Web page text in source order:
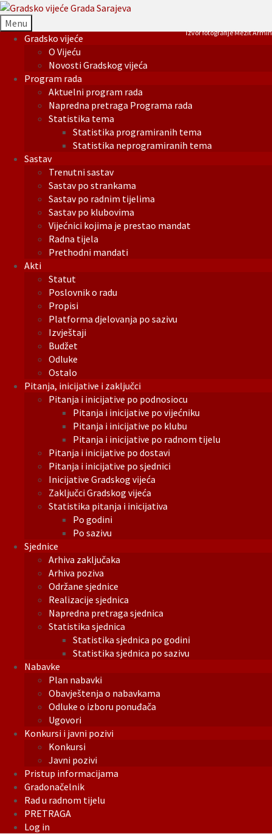
Menu
Gradsko vijeće
O Vijeću
Novosti Gradskog vijeća
Program rada
Aktuelni program rada
Napredna pretraga Programa rada
Statistika tema
Statistika programiranih tema
Statistika neprogramiranih tema
Sastav
Trenutni sastav
Sastav po strankama
Sastav po radnim tijelima
Sastav po klubovima
Vijećnici kojima je prestao mandat
Radna tijela
Prethodni mandati
Akti
Statut
Poslovnik o radu
Propisi
Platforma djelovanja po sazivu
Izvještaji
Budžet
Odluke
Ostalo
Pitanja, inicijative i zaključci
Pitanja i inicijative po podnosiocu
Pitanja i inicijative po vijećniku
Pitanja i inicijative po klubu
Pitanja i inicijative po radnom tijelu
Pitanja i inicijative po dostavi
Pitanja i inicijative po sjednici
Inicijative Gradskog vijeća
Zaključci Gradskog vijeća
Statistika pitanja i inicijativa
Po godini
Po sazivu
Sjednice
Arhiva zaključaka
Arhiva poziva
Održane sjednice
Realizacije sjednica
Napredna pretraga sjednica
Statistika sjednica
Statistika sjednica po godini
Statistika sjednica po sazivu
Nabavke
Plan nabavki
Obavještenja o nabavkama
Odluke o izboru ponuđača
Ugovori
Konkursi i javni pozivi
Konkursi
Javni pozivi
Pristup informacijama
Gradonačelnik
Rad u radnom tijelu
PRETRAGA
Log in
Izvor fotografije Mezit Armin